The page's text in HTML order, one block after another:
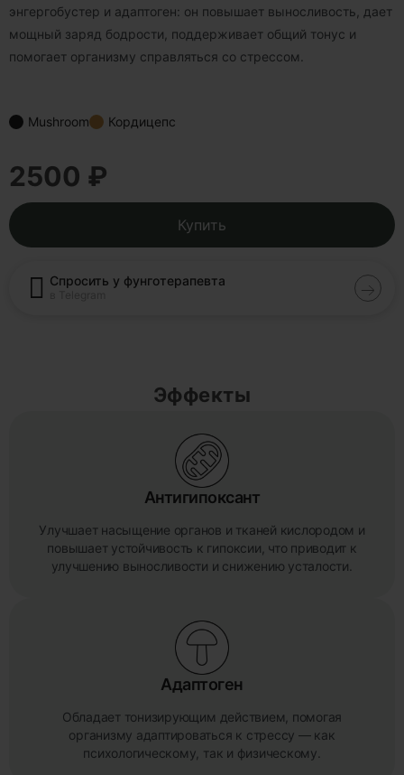
энгергобустер и адаптоген: он повышает выносливость, дает
мощный заряд бодрости, поддерживает общий тонус и
помогает организму справляться со стрессом.
Mushroom Кордицепс
2500 ₽
Купить
Спросить у фунготерапевта
Эффекты
Антигипоксант
Улучшает насыщение органов и тканей кислородом и
повышает устойчивость к гипоксии, что приводит к
улучшению выносливости и снижению усталости.
Адаптоген
Обладает тонизирующим действием, помогая
организму адаптироваться к стрессу — как
психологическому, так и физическому.